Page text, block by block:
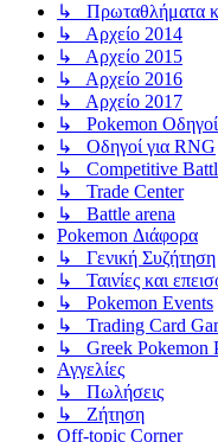
↳ Πρωταθλήματα
↳ Αρχείο 2014
↳ Αρχείο 2015
↳ Αρχείο 2016
↳ Αρχείο 2017
↳ Pokemon Οδηγοί
↳ Οδηγοί για RNG
↳ Competitive
↳ Trade Center
↳ Battle arena
Pokemon Διάφορα
↳ Γενική Συζήτηση
↳ Ταινίες και
↳ Pokemon Events
↳ Trading Card
↳ Greek Pokemon
Αγγελίες
↳ Πωλήσεις
↳ Ζήτηση
Off-topic Corner